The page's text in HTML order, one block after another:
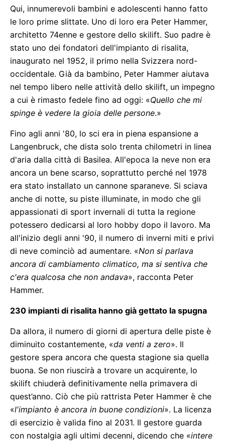
Qui, innumerevoli bambini e adolescenti hanno fatto
le loro prime slittate. Uno di loro era Peter Hammer,
architetto 74enne e gestore dello skilift. Suo padre è
stato uno dei fondatori dell'impianto di risalita,
inaugurato nel 1952, il primo nella Svizzera nord-
occidentale. Già da bambino, Peter Hammer aiutava
nel tempo libero nelle attività dello skilift, un impegno
a cui è rimasto fedele fino ad oggi: «Quello che mi
spinge è vedere la gioia delle persone.»
Fino agli anni '80, lo sci era in piena espansione a
Langenbruck, che dista solo trenta chilometri in linea
d'aria dalla città di Basilea. All'epoca la neve non era
ancora un bene scarso, soprattutto perché nel 1978
era stato installato un cannone sparaneve. Si sciava
anche di notte, su piste illuminate, in modo che gli
appassionati di sport invernali di tutta la regione
potessero dedicarsi al loro hobby dopo il lavoro. Ma
all'inizio degli anni '90, il numero di inverni miti e privi
di neve cominciò ad aumentare. «Non si parlava
ancora di cambiamento climatico, ma si sentiva che
c'era qualcosa che non andava», racconta Peter
Hammer.
230 impianti di risalita hanno già gettato la spugna
Da allora, il numero di giorni di apertura delle piste è
diminuito costantemente, «da venti a zero». Il
gestore spera ancora che questa stagione sia quella
buona. Se non riuscirà a trovare un acquirente, lo
skilift chiuderà definitivamente nella primavera di
quest’anno. Ciò che più rattrista Peter Hammer è che
«l'impianto è ancora in buone condizioni». La licenza
di esercizio è valida fino al 2031. Il gestore guarda
con nostalgia agli ultimi decenni, dicendo che «intere